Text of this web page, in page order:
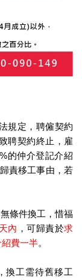
規定，聘僱契約
聘契約終止，雇
的仲介登記介紹
責移工事由，若
條件換工，惜福
內 ，可歸責於求
費一半。
換工需待舊移工